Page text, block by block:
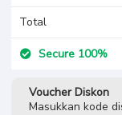
Total
Secure 100%
Voucher Diskon
Masukkan kode